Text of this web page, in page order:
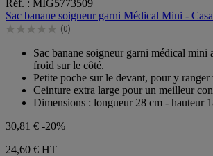
sur
5
étoiles.
Réf. : MIG5773509
Sac banane soigneur garni Médical Mini -
(0)
0.0
étoiles.
Sac banane soigneur garni médical mini
froid sur le côté.
Petite poche sur le devant, pour y ranger
Ceinture extra large pour un meilleur
Dimensions : longueur 28 cm - hauteur
30,81 € -20%
24,60 € HT